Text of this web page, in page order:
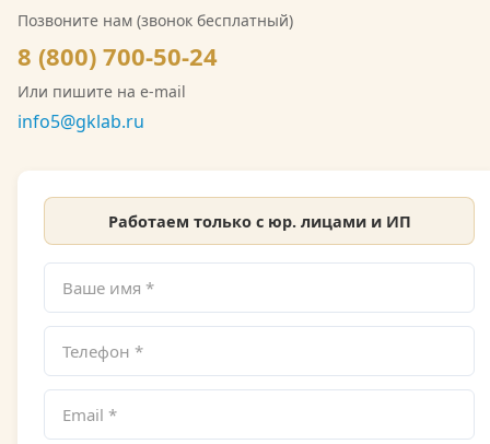
водных объектов и почв. Также имеется допуск
СРО на выполнение инженерно-экологических
изысканий. Со скан-копией лицензии
Росгидромета можно ознакомиться на сайте.
Позвоните нам (звонок бесплатный)
8 (800) 700-50-24
Или пишите на e-mail
info5@gklab.ru
Работаем только с юр. лицами и ИП